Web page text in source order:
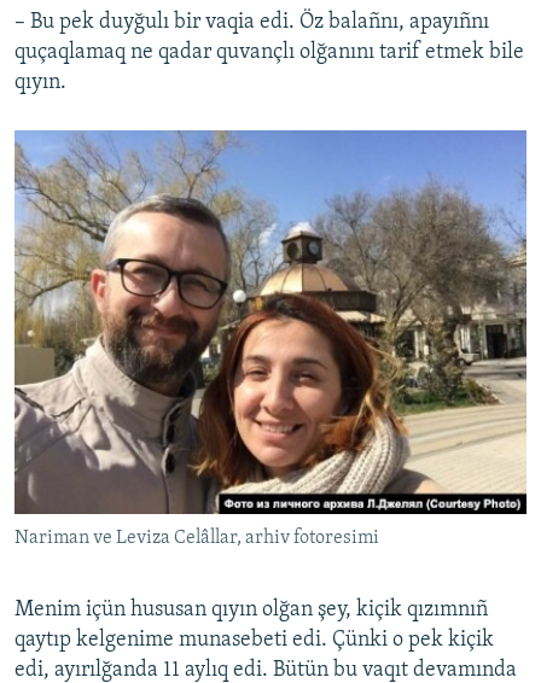
– Bu pek duyğulı bir vaqia edi. Öz balañnı, apayıñnı
quçaqlamaq ne qadar quvançlı olğanını tarif etmek bile
qıyın.
Nariman ve Leviza Celâllar, arhiv fotoresimi
Menim içün hususan qıyın olğan şey, kiçik qızımnıñ
qaytıp kelgenime munasebeti edi. Çünki o pek kiçik
edi, ayırılğanda 11 aylıq edi. Bütün bu vaqıt devamında